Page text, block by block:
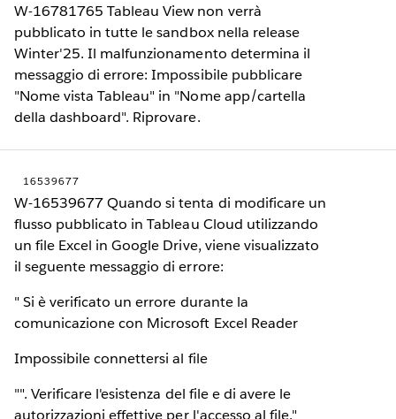
W-16781765 Tableau View non verrà
pubblicato in tutte le sandbox nella release
Winter'25. Il malfunzionamento determina il
messaggio di errore: Impossibile pubblicare
"Nome vista Tableau" in "Nome app/cartella
della dashboard". Riprovare.
16539677
W-16539677 Quando si tenta di modificare un
flusso pubblicato in Tableau Cloud utilizzando
un file Excel in Google Drive, viene visualizzato
il seguente messaggio di errore:
" Si è verificato un errore durante la
comunicazione con Microsoft Excel Reader
Impossibile connettersi al file
"". Verificare l'esistenza del file e di avere le
autorizzazioni effettive per l'accesso al file."